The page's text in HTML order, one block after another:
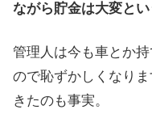
ながら貯金は大変とい
管理人は今も車とか
ので恥ずかしくなり
きたのも事実。